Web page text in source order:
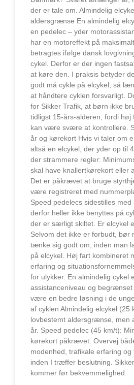
der er tale om. Almindelig
aldersgrænse En almindelig
en pedelec – yder
har en motoreffekt på
betragtes ifølge dansk
cykel. Derfor er der ingen
at køre den. I praksis betyder
godt må cykle på elcykel, så
at håndtere cyklen forsvarligt.
for Sikker Trafik, at børn ikke
tidligst 15-års-alderen, fordi
kan være svære at kontrollere.
år og kørekort Hvis vi taler om
altså en elcykel, der yder op til
der strammere regler:
skal have knallertkørekort eller
Det er påkrævet at bruge
være registreret med
Speed pedelecs sidestilles
derfor heller ikke benyttes på
der er særligt skiltet. Er elcykel
Selvom det ikke er forbudt,
tænke sig godt om, inden man
på elcykel. Høj fart kombineret
erfaring og
for ulykker. En almindelig cykel
assistanceniveau og
være en bedre løsning i de
af cyklen Almindelig elcykel (25
lovbestemt aldersgrænse, men
år. Speed pedelec (45 km/t):
kørekort påkrævet. Overvej
modenhed, trafikale erfaring og
inden I træffer beslutning.
kommer før bekvemmelighed.